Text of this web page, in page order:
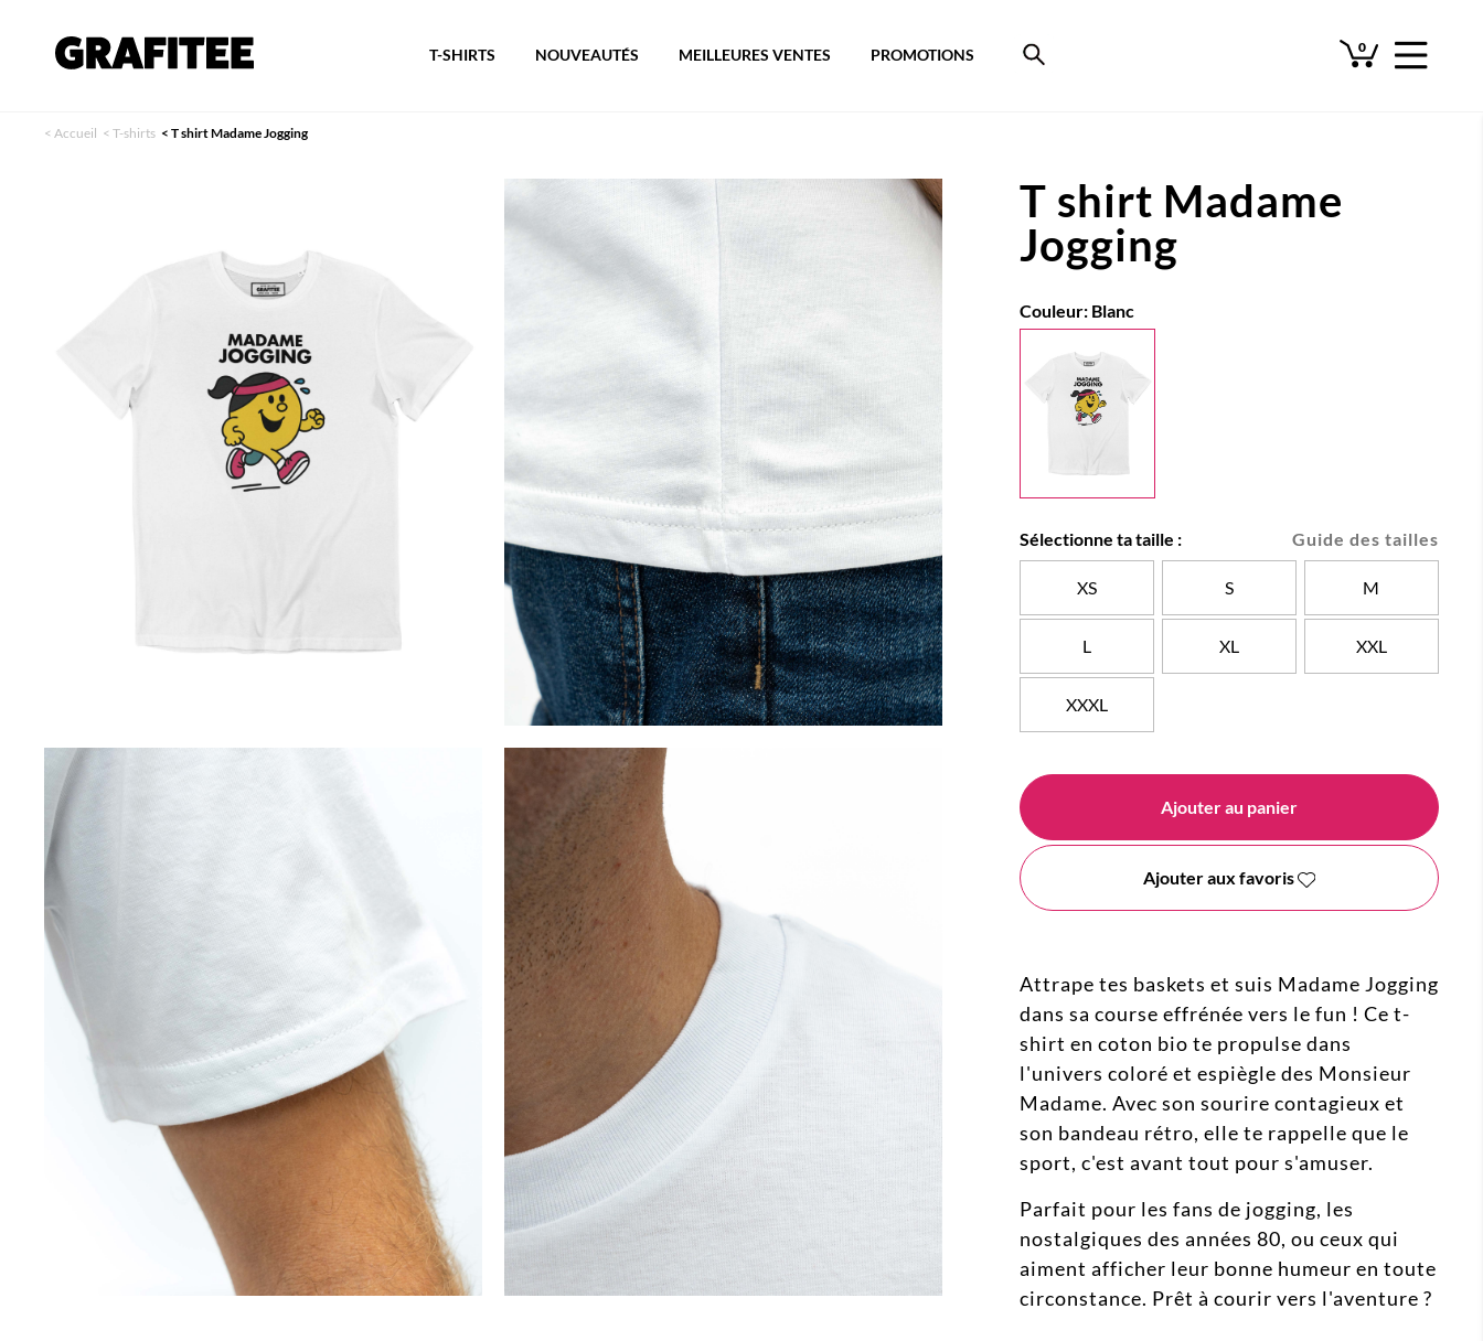
0
T-SHIRTS NOUVEAUTÉS MEILLEURES VENTES PROMOTIONS
< Accueil < T-shirts < T shirt Madame Jogging
T shirt Madame
Jogging
Couleur: Blanc
Guide des tailles
Sélectionne ta taille :
XS S M
L XL XXL
XXXL
Ajouter au panier
Ajouter aux favoris
Attrape tes baskets et suis Madame Jogging
dans sa course effrénée vers le fun ! Ce t-
shirt en coton bio te propulse dans
l'univers coloré et espiègle des Monsieur
Madame. Avec son sourire contagieux et
son bandeau rétro, elle te rappelle que le
sport, c'est avant tout pour s'amuser.
Parfait pour les fans de jogging, les
nostalgiques des années 80, ou ceux qui
aiment afficher leur bonne humeur en toute
circonstance. Prêt à courir vers l'aventure ?